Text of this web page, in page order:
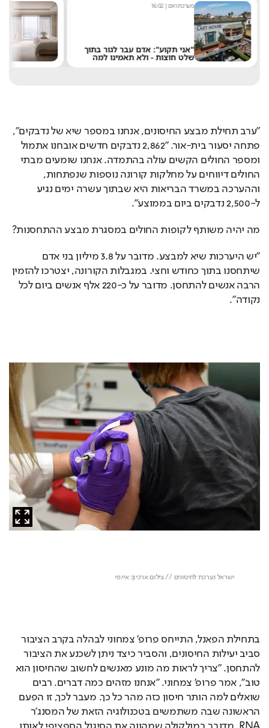
מערכת היום|
16:02
"אני תקוע": אדם עבר לגור בתוך
שלט חוצות - ולא תאמינו למה
"ערב תחילת מבצע החיסונים, אנחנו במספר שיא של נדבקים",
פתחה יסעור בית-אור. "2,862 נדבקים חדשים אובחנו אתמול
ומספר החולים הקשים עולה בהתמדה. אנחנו שומעים מבתי
החולים דיווחים על מחלקות קורונה נוספות שנפתחות,
וההערכה במשרד הבריאות היא שבתוך עשרה ימים נגיע
ל-2,500 נדבקים ביום בממוצע".
מה יהיה משותף לקופות החולים במסגרת מבצע ההתחסנות?
"יש היערכות שיא למבצע. מדובר על 3.8 מיליון בני אדם
שיתחסנו בתוך כחודש וחצי. במגבלות הקורונה, יצטרכו להזמין
הרבה אנשים להתחסן. מדובר על כ-220 אלף אנשים ביום לכל
נקודה".
                ישראל נערכת לחיסונים // צילום ארכיון: איי.פי
בתחילת הפאנל, התייחס פרופ' צמחוני לבהלה בקרב הציבור
סביב יעילות החיסונים, והסביר כיצד ניתן לשכנע את הציבור
להתחסן. "צריך לראות מה מונע מאנשים לחשוב שהחיסון הוא
טוב", אמר פרופ' צמחוני. "אנחנו מזהים כמה דברים. רבים
שואלים למה הותר חיסון כזה מהר כל כך. מעבר לכך, זו הפעם
הראשונה שבה משתמשים בטכנולוגיה הזאת של המסנג'ר